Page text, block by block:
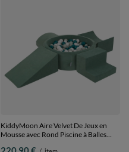
KiddyMoon Aire Velvet De Jeux en
Mousse avec Rond Piscine à Balles